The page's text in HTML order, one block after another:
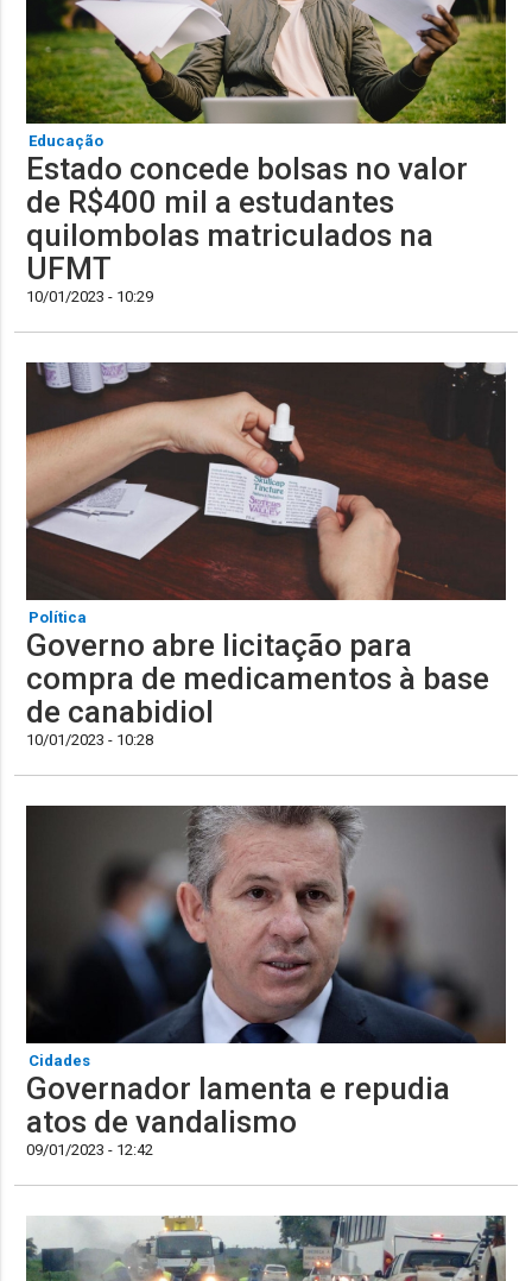
Educação
Estado concede bolsas no valor
de R$400 mil a estudantes
quilombolas matriculados na
UFMT
10/01/2023 - 10:29
Política
Governo abre licitação para
compra de medicamentos à base
de canabidiol
10/01/2023 - 10:28
Cidades
Governador lamenta e repudia
atos de vandalismo
09/01/2023 - 12:42